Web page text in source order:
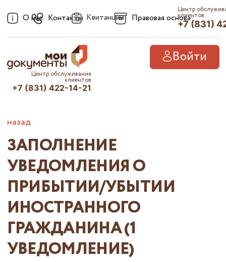
О нас Контакты Квитанции Правовая основа
Центр
клиентов
+7 (831)
Войти
Центр обслуживания
клиентов
+7 (831) 422-14-21
назад
ЗАПОЛНЕНИЕ
УВЕДОМЛЕНИЯ О
ПРИБЫТИИ/УБЫТИИ
ИНОСТРАННОГО
ГРАЖДАНИНА (1
УВЕДОМЛЕНИЕ)